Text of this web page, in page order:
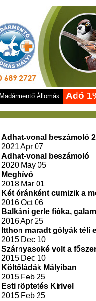
Madármentő Állomás Adó
Adhat-vonal beszámoló
2021 Apr 07
Adhat-vonal beszámoló
2020 May 05
Meghívó
2018 Mar 01
Két óránként cumizik a
2016 Oct 06
Balkáni gerle fióka,
2016 Apr 25
Itthon maradt gólyák téli
2015 Dec 10
Szárnyasoké volt a
2015 Dec 10
Költőládák Mályiban
2015 Feb 25
Esti röptetés Kirivel
2015 Feb 25